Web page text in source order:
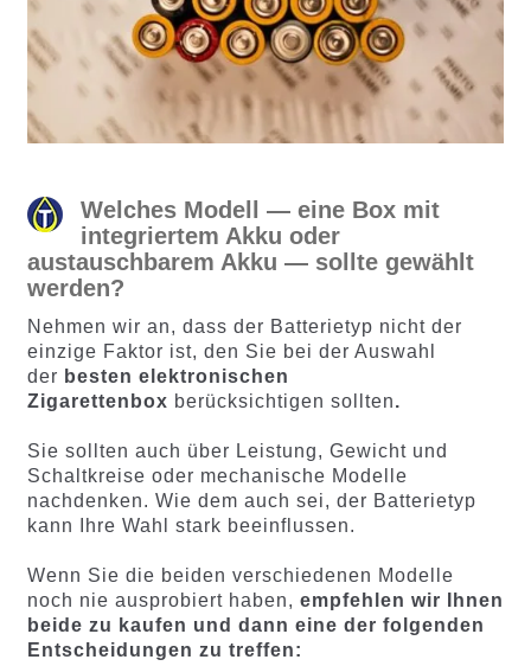
Welches Modell — eine Box mit
integriertem Akku oder
austauschbarem Akku — sollte gewählt
werden?
Nehmen wir an, dass der Batterietyp nicht der
einzige Faktor ist, den Sie bei der Auswahl
der besten elektronischen
Zigarettenbox berücksichtigen sollten.
Sie sollten auch über Leistung, Gewicht und
Schaltkreise oder mechanische Modelle
nachdenken. Wie dem auch sei, der Batterietyp
kann Ihre Wahl stark beeinflussen.
Wenn Sie die beiden verschiedenen Modelle
noch nie ausprobiert haben, empfehlen wir Ihnen
beide zu kaufen und dann eine der folgenden
Entscheidungen zu treffen: